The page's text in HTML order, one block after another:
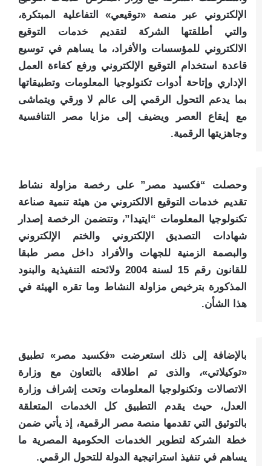
الإلكتروني عبر منصة «توقيعي» التفاعلية المبتكرة،
والتي أطلقتها الشركة لتقديم خدمات التوقيع
الالكتروني للمؤسسات والأفراد، ما يساهم في توسيع
قاعدة استخدام التوقيع الإلكتروني ورفع كفاءة العمل
الإداري وإتاحة أدوات تكنولوجيا المعلومات وتطبيقاتها
بما يدعم التحول الرقمي إلى عالم لا ورقي ويتماشى
مع إيقاع العصر ويضيف إلى مزايا مصر التنافسية
وجاهزيتها الرقمية.
وحصلت “فكسيد مصر” على رخصة مزاولة نشاط
تقديم خدمات التوقيع الالكتروني من هيئة تنمية صناعة
تكنولوجيا المعلومات “ايتيدا”، وتتضمن الرخصة إصدار
شهادات التصديق الإلكتروني والختم الإلكتروني
والبصمة الزمنية للجهات والأفراد داخل مصر طبقا
للقانون رقم 15 لسنة 2004 ولائحته التنفيذية والبنود
المذكورة بترخيص مزاولة النشاط وما تقره الهيئة في
هذا الشأن.
بالإضافة إلى ذلك استعرضت «فكسيد مصر» تطبيق
«توكيلاتي»، والذى تم اطلاقه بالتعاون مع وزارة
الاتصالات وتكنولوجيا المعلومات وتحت إشراف وزارة
العدل، حيث يقدم التطبيق كل الخدمات المتعلقة
بالتوثيق التي تقدمها منصة مصر الرقمية، إذ يأتي ضمن
خطة الشركة لتطوير الخدمات الحكومية المصرية ما
يساهم في تنفيذ استراتيجية الدولة للتحول الرقمي.